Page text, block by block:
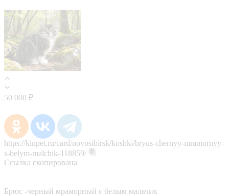
50 000 ₽
https://kinpet.ru/card/novosibirsk/koshki/bryus-chernyy-mramornyy-
s-belym-malchik-118859/
Ссылка скопирована
Брюс -черный мраморный с белым мальчик